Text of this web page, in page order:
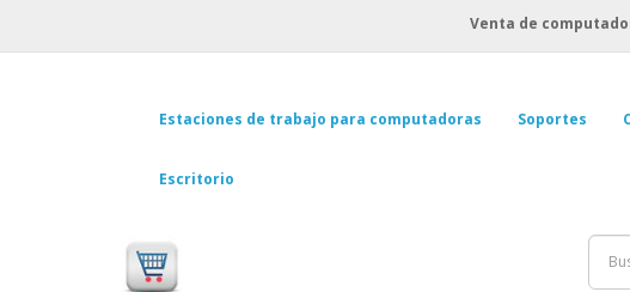
Venta de
Estaciones de trabajo para computadoras Soportes
Escritorio